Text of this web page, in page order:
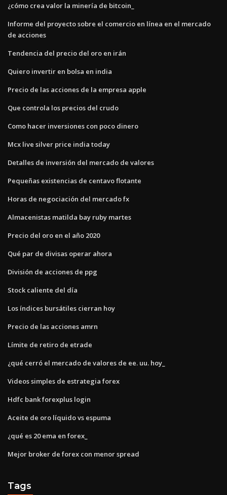
¿cómo crea valor la minería de bitcoin_
Informe del proyecto sobre el comercio en línea en el mercado
de acciones
Tendencia del precio del oro en irán
Quiero invertir en bolsa en india
Precio de las acciones de la empresa apple
Que controla los precios del crudo
Como hacer inversiones con poco dinero
Mcx live silver price india today
Detalles de inversión del mercado de valores
Pequeñas existencias de centavo flotante
Horas de negociación del mercado fx
Almacenistas matilda bay ruby ​​martes
Precio del oro en el año 2020
Qué par de divisas operar ahora
División de acciones de ppg
Stock caliente del día
Los índices bursátiles cierran hoy
Precio de las acciones amrn
Límite de retiro de etrade
¿qué cerró el mercado de valores de ee. uu. hoy_
Videos simples de estrategia forex
Hdfc bank forexplus login
Aceite de oro líquido vs espuma
¿qué es 20 ema en forex_
Mejor broker de forex con menor spread
Tags